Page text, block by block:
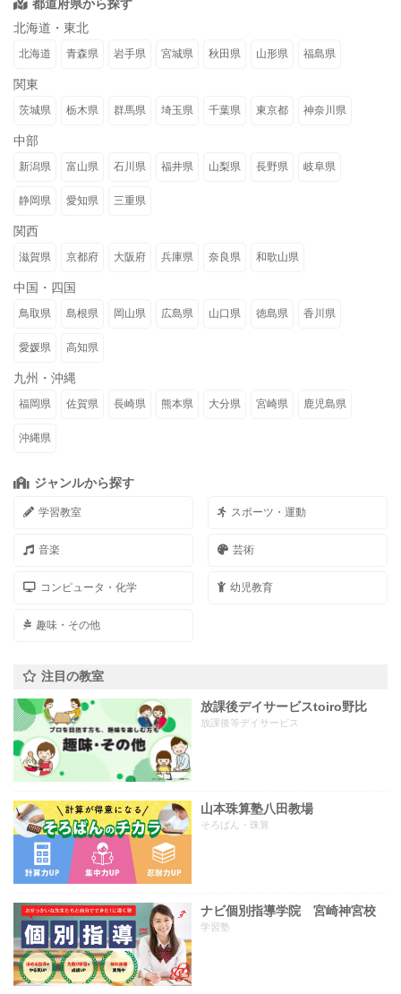
都道府県から探す
北海道・東北
北海道 青森県 岩手県 宮城県 秋田県 山形県 福島県
関東
茨城県 栃木県 群馬県 埼玉県 千葉県 東京都 神奈川県
中部
新潟県 富山県 石川県 福井県 山梨県 長野県 岐阜県
静岡県 愛知県 三重県
関西
滋賀県 京都府 大阪府 兵庫県 奈良県 和歌山県
中国・四国
鳥取県 島根県 岡山県 広島県 山口県 徳島県 香川県
愛媛県 高知県
九州・沖縄
福岡県 佐賀県 長崎県 熊本県 大分県 宮崎県 鹿児島県
沖縄県
ジャンルから探す
学習教室 スポーツ・運動
音楽 芸術
コンピュータ・化学 幼児教育
趣味・その他
注目の教室
放課後デイサービスtoiro野比
放課後等デイサービス
山本珠算塾八田教場
そろばん・珠算
ナビ個別指導学院 宮崎神宮校
学習塾